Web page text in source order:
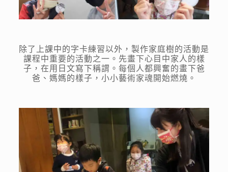
除了上課中的字卡練習以外，製作家庭樹的活動是
課程中重要的活動之一。先畫下心目中家人的樣
子，在用日文寫下稱謂。每個人都興奮的畫下爸
爸、媽媽的樣子，小小藝術家魂開始燃燒。